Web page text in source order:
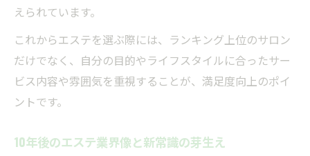
えられています。
これからエステを選ぶ際には、ランキング上位のサロン
だけでなく、自分の目的やライフスタイルに合ったサー
ビス内容や雰囲気を重視することが、満足度向上のポイ
ントです。
10年後のエステ業界像と新常識の芽生え